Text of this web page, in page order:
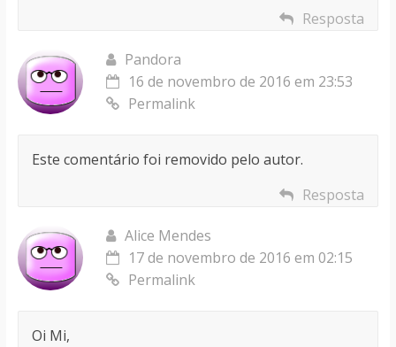
Resposta
Pandora
16 de novembro de 2016 em 23:53
Permalink
Este comentário foi removido pelo autor.
Resposta
Alice Mendes
17 de novembro de 2016 em 02:15
Permalink
Oi Mi,